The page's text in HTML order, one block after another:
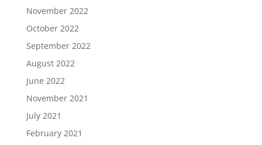
November 2022
October 2022
September 2022
August 2022
June 2022
November 2021
July 2021
February 2021